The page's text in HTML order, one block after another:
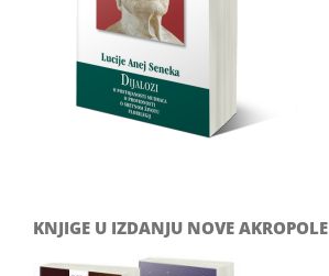
KNJIGE U IZDANJU NOVE AKROPOLE